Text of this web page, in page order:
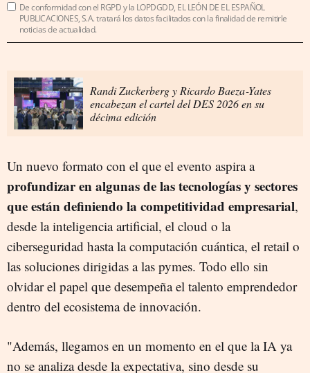
De conformidad con el RGPD y la LOPDGDD, EL LEÓN DE EL ESPAÑOL
PUBLICACIONES, S.A. tratará los datos facilitados con la finalidad de remitirle
noticias de actualidad.
Randi Zuckerberg y Ricardo Baeza‑Yates
encabezan el cartel del DES 2026 en su
décima edición
Un nuevo formato con el que el evento aspira a
profundizar en algunas de las tecnologías y sectores
que están definiendo la competitividad empresarial,
desde la inteligencia artificial, el cloud o la
ciberseguridad hasta la computación cuántica, el retail o
las soluciones dirigidas a las pymes. Todo ello sin
olvidar el papel que desempeña el talento emprendedor
dentro del ecosistema de innovación.
"Además, llegamos en un momento en el que la IA ya
no se analiza desde la expectativa, sino desde su